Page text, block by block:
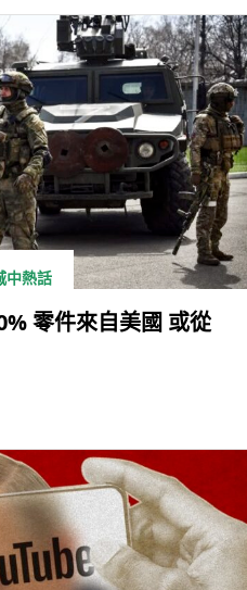
中熱話
零件來自美國 或從